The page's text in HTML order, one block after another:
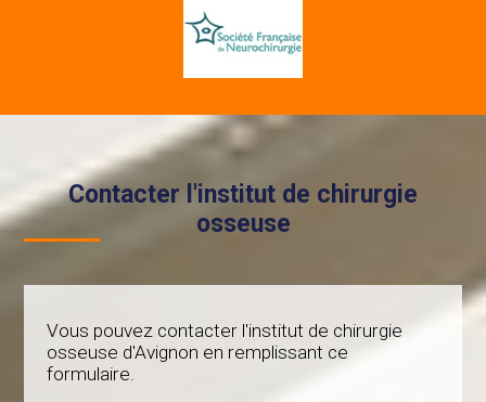
Contacter l'institut de chirurgie
osseuse
Vous pouvez contacter l'institut de chirurgie
osseuse d'Avignon en remplissant ce
formulaire.